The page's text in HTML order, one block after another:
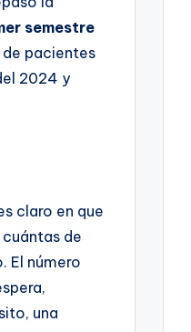
semestre
pacientes
2024 y
claro en que
de
El número
una